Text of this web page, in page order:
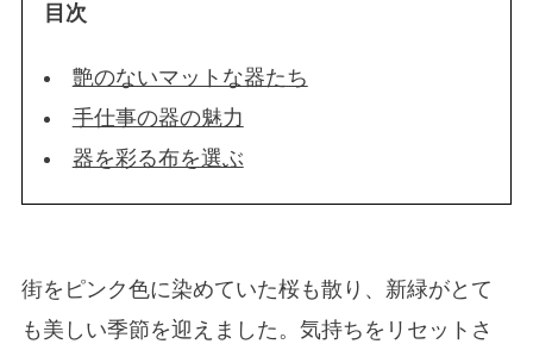
目次
艶のないマットな器たち
手仕事の器の魅力
器を彩る布を選ぶ
街をピンク色に染めていた桜も散り、新緑がとて
も美しい季節を迎えました。気持ちをリセットさ